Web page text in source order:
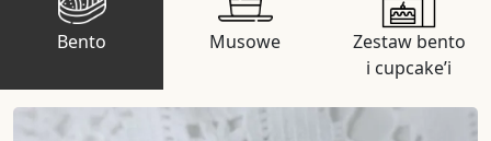
Bento Musowe
Zestaw bento
i cupcake’i